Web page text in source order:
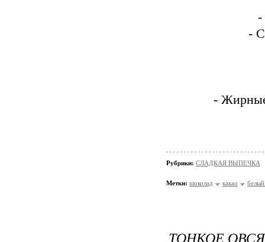
-
-
-
Рубрики: СЛАДКАЯ ВЫПЕЧКА
Метки: шоколад какао
ТОНКОЕ